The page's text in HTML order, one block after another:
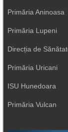
Primăria Aninoasa
Primăria Lupeni
Direcția de
Primăria Uricani
ISU Hunedoara
Primăria Vulcan